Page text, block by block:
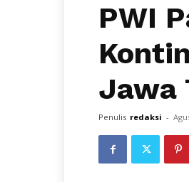
PWI
Jawa
Penulis redaksi -